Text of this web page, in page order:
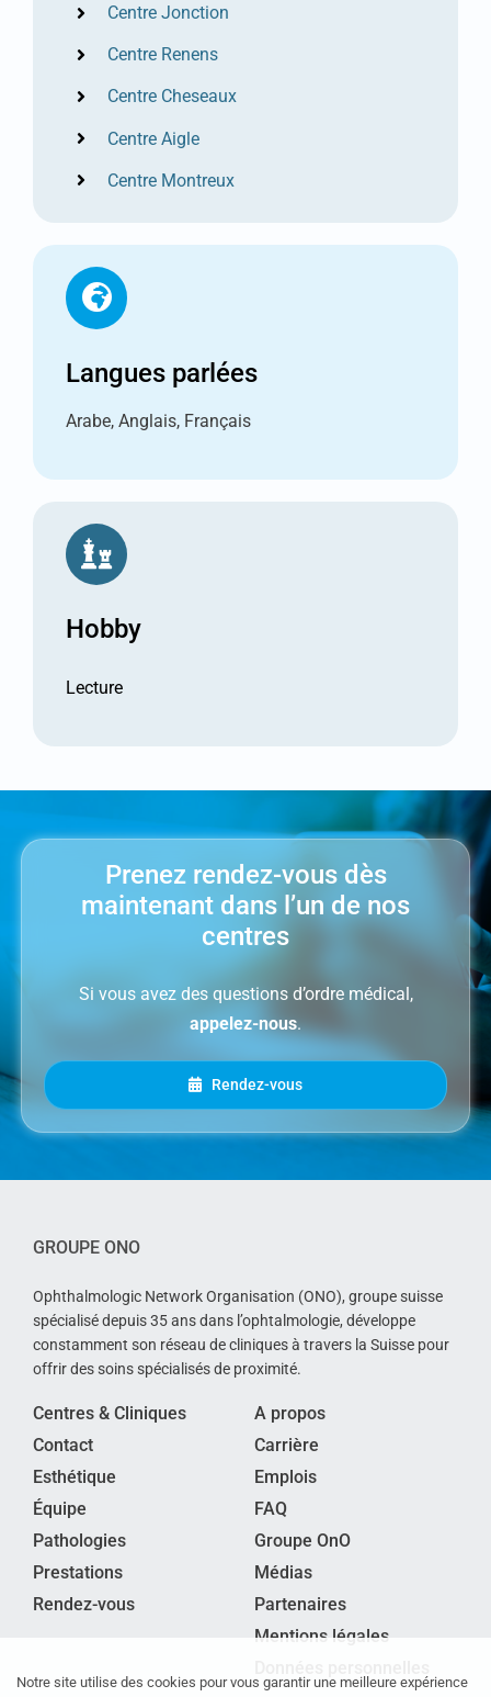
Centre Jonction
Centre Renens
Centre Cheseaux
Centre Aigle
Centre Montreux
Langues parlées
Arabe, Anglais, Français
Hobby
Lecture
Prenez rendez-vous dès
maintenant dans l’un de nos
centres
Si vous avez des questions d’ordre médical,
appelez-nous.
Rendez-vous
GROUPE ONO
Ophthalmologic Network Organisation (ONO), groupe suisse
spécialisé depuis 35 ans dans l’ophtalmologie, développe
constamment son réseau de cliniques à travers la Suisse pour
offrir des soins spécialisés de proximité.
Centres & Cliniques
Contact
Esthétique
Équipe
Pathologies
Prestations
Rendez-vous
A propos
Carrière
Emplois
FAQ
Groupe OnO
Médias
Partenaires
Mentions légales
Notre site utilise des cookies pour vous garantir une meilleure expérience